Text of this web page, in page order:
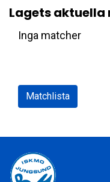
Lagets
Inga matcher
Matchlista